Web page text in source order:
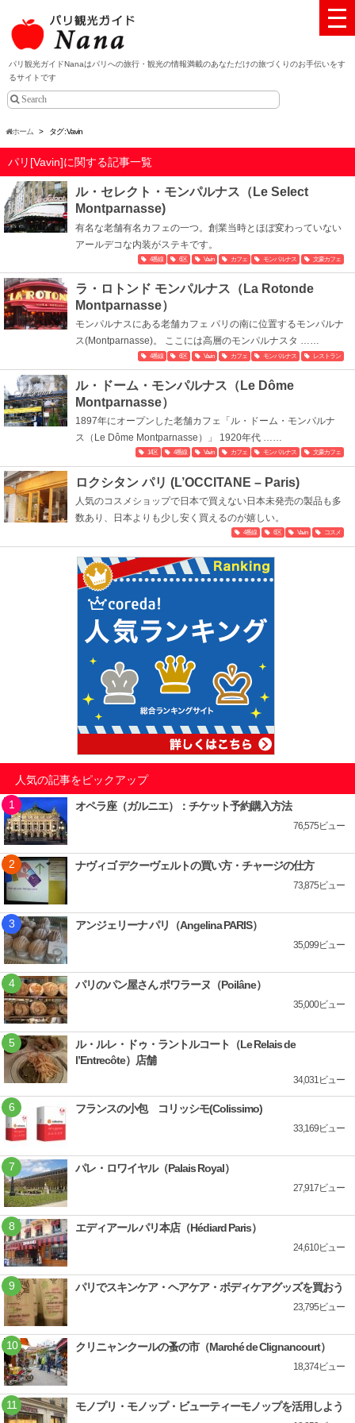
パリ観光ガイドNanaはパリへの旅行・観光の情報満載のあなただけの旅づくりのお手伝いをす
るサイトです
ホーム > タグ : Vavin
パリ[Vavin]に関する記事一覧
ル・セレクト・モンパルナス（Le Select
Montparnasse)
有名な老舗有名カフェの一つ。創業当時とほぼ変わっていない
アールデコな内装がステキです。
4番線 6区 Vavin カフェ モンパルナス 文豪カフェ
ラ・ロトンド モンパルナス（La Rotonde
Montparnasse）
モンパルナスにある老舗カフェ パリの南に位置するモンパルナ
ス(Montparnasse)。 ここには高層のモンパルナスタ ……
4番線 6区 Vavin カフェ モンパルナス レストラン
ル・ドーム・モンパルナス（Le Dôme
Montparnasse）
1897年にオープンした老舗カフェ「ル・ドーム・モンパルナ
ス（Le Dôme Montparnasse）」 1920年代 ……
14区 4番線 Vavin カフェ モンパルナス 文豪カフェ
ロクシタン パリ (L’OCCITANE – Paris)
人気のコスメショップで日本で買えない日本未発売の製品も多
数あり、日本よりも少し安く買えるのが嬉しい。
4番線 6区 Vavin コスメ
人気の記事をピックアップ
オペラ座（ガルニエ）：チケット予約購入方法
76,575ビュー
ナヴィゴ デクーヴェルトの買い方・チャージの仕方
73,875ビュー
アンジェリーナ パリ（Angelina PARIS）
35,099ビュー
パリのパン屋さん ポワラーヌ（Poilâne）
35,000ビュー
ル・ルレ・ドゥ・ラントルコート（Le Relais de
l’Entrecôte）店舗
34,031ビュー
フランスの小包 コリッシモ(Colissimo)
33,169ビュー
パレ・ロワイヤル（Palais Royal）
27,917ビュー
エディアール パリ本店（Hédiard Paris）
24,610ビュー
パリでスキンケア・ヘアケア・ボディケアグッズを買おう
23,795ビュー
クリニャンクールの蚤の市（Marché de Clignancourt）
18,374ビュー
モノプリ・モノップ・ビューティーモノップを活用しよう